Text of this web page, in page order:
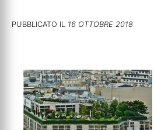
PUBBLICATO IL 16 OTTOBRE 2018